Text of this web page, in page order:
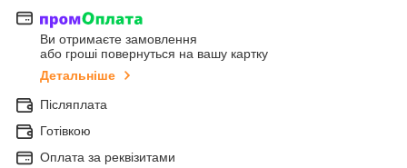
Ви отримаєте замовлення
або гроші повернуться на вашу картку
Детальніше
Післяплата
Готівкою
Оплата за реквізитами